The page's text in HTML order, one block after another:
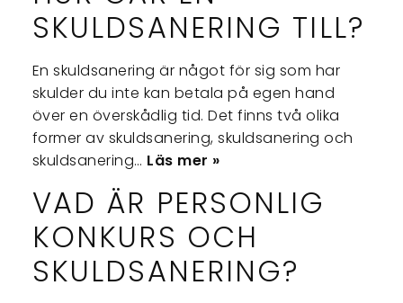
SKULDSANERING TILL?
En skuldsanering är något för sig som har
skulder du inte kan betala på egen hand
över en överskådlig tid. Det finns två olika
former av skuldsanering, skuldsanering och
skuldsanering… Läs mer »
VAD ÄR PERSONLIG
KONKURS OCH
SKULDSANERING?